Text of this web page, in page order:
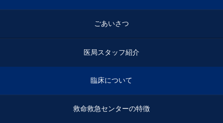
ごあいさつ
医局スタッフ紹介
臨床について
救命救急センターの特徴